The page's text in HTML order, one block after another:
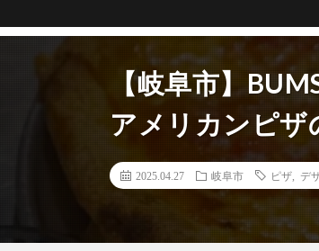
【岐阜市】
アメリカンピザ
2025.04.27 岐阜市 ピザ デ